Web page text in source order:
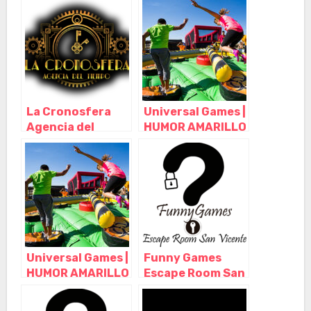
– Madrid
Córdoba –
Córdoba
La Cronosfera
Agencia del
Tiempo, Madrid –
Madrid
Universal Games |
HUMOR AMARILLO
MADRID, Boadilla
del Monte –
Madrid
Universal Games |
HUMOR AMARILLO
MADRID, Boadilla
del Monte –
Funny Games
Escape Room San
Vicent del